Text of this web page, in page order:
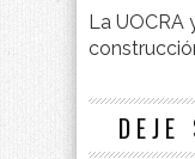
La UOCRA
DEJE